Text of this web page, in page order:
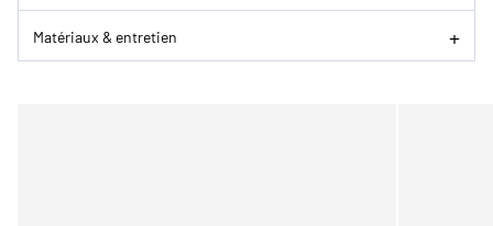
Matériaux & entretien